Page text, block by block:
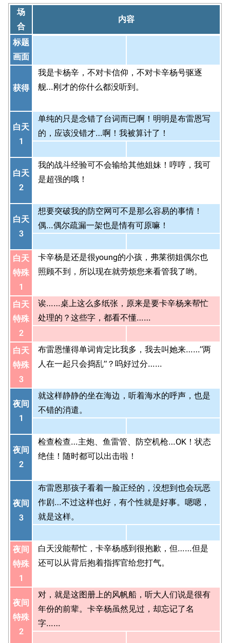
场
合
内容
标题
画面
获得
我是卡杨辛，不对卡信仰，不对卡辛杨号驱逐
舰…刚才的你什么都没听到。
白天
1
单纯的只是念错了台词而已啊！明明是布雷恩写
的，应该没错才…啊！我被算计了！
白天
2
我的战斗经验可不会输给其他姐妹！哼哼，我可
是超强的哦！
白天
3
想要突破我的防空网可不是那么容易的事情！
偶…偶尔疏漏一架也是情有可原嘛！
白天
特殊
1
卡辛杨是还是很young的小孩，弗莱彻姐偶尔也
照顾不到，所以现在就劳烦您来看管我了哟。
白天
特殊
2
诶……桌上这么多纸张，原来是要卡辛杨来帮忙
处理的？这些字，都看不懂……
白天
特殊
3
布雷恩懂得单词肯定比我多，我去叫她来……“两
人在一起只会捣乱”？呜好过分……
夜间
1
就这样静静的坐在海边，听着海水的呼声，也是
不错的消遣。
夜间
2
检查检查…主炮、鱼雷管、防空机枪…OK！状态
绝佳！随时都可以出击啦！
夜间
3
布雷恩那孩子看着一脸正经的，没想到也会玩恶
作剧…不过这样也好，有个性就是好事。嗯嗯，
就是这样。
夜间
特殊
1
白天没能帮忙，卡辛杨感到很抱歉，但……但是
还可以从背后抱着指挥官给您打气。
夜间
特殊
2
对，就是这图册上的风帆船，听大人们说是很有
年份的前辈。卡辛杨虽然见过，却忘记了名
字……